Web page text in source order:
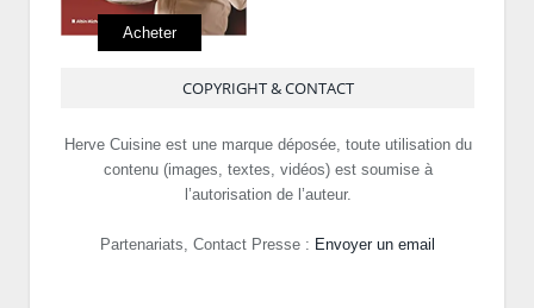
Acheter
COPYRIGHT & CONTACT
Herve Cuisine est une marque déposée, toute utilisation du
contenu (images, textes, vidéos) est soumise à
l’autorisation de l’auteur.
Partenariats, Contact Presse : Envoyer un email